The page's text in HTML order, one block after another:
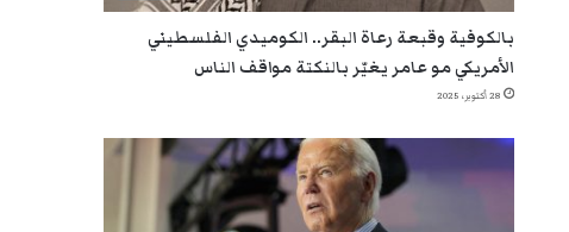
بالكوفية وقبعة رعاة البقر.. الكوميدي الفلسطيني
الأمريكي مو عامر يغيّر بالنكتة مواقف الناس
28 أكتوبر، 2025